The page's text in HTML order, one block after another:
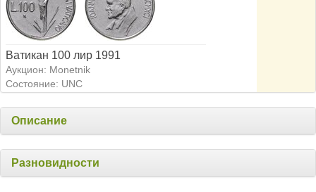
Ватикан 100 лир 1991
Аукцион: Monetnik
Состояние: UNC
Описание
Разновидности